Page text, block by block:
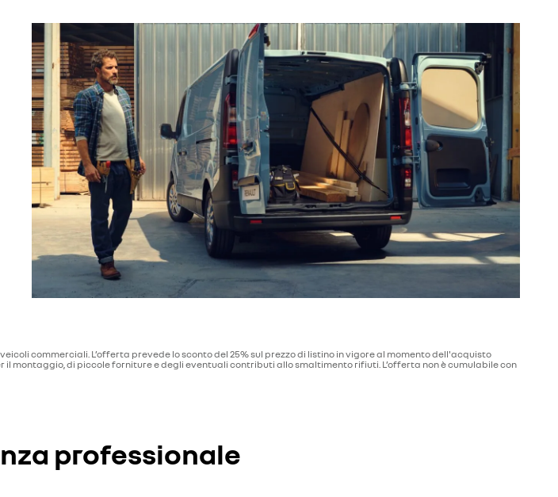
commerciali. L’offerta prevede lo sconto del 25% sul prezzo di listino in vigore al momento dell'acquisto
montaggio, di piccole forniture e degli eventuali contributi allo smaltimento rifiuti. L’offerta non è cumulabile con
professionale